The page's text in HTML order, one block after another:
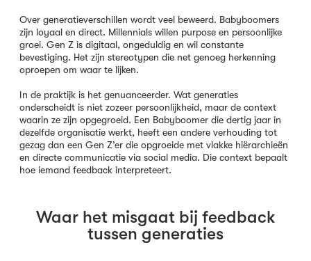
Over generatieverschillen wordt veel beweerd. Babyboomers
zijn loyaal en direct. Millennials willen purpose en persoonlijke
groei. Gen Z is digitaal, ongeduldig en wil constante
bevestiging. Het zijn stereotypen die net genoeg herkenning
oproepen om waar te lijken.
In de praktijk is het genuanceerder. Wat generaties
onderscheidt is niet zozeer persoonlijkheid, maar de context
waarin ze zijn opgegroeid. Een Babyboomer die dertig jaar in
dezelfde organisatie werkt, heeft een andere verhouding tot
gezag dan een Gen Z’er die opgroeide met vlakke hiërarchieën
en directe communicatie via social media. Die context bepaalt
hoe iemand feedback interpreteert.
Waar het misgaat bij feedback
tussen generaties